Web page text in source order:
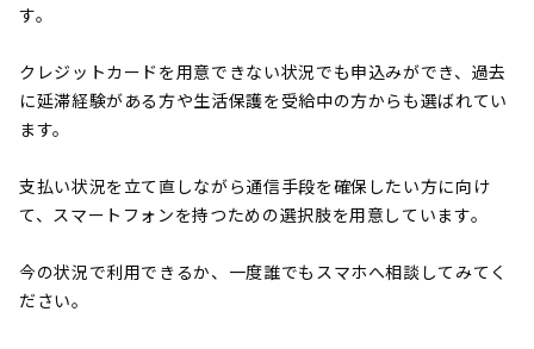
す。
クレジットカードを用意できない状況でも申込みができ、過去
に延滞経験がある方や生活保護を受給中の方からも選ばれてい
ます。
支払い状況を立て直しながら通信手段を確保したい方に向け
て、スマートフォンを持つための選択肢を用意しています。
今の状況で利用できるか、一度誰でもスマホへ相談してみてく
ださい。